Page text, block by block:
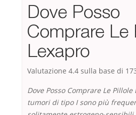
Dove Posso
Comprare Le
Lexapro
Valutazione 4.4 sulla base di
Dove Posso Comprare Le Pillole
tumori di tipo I sono più